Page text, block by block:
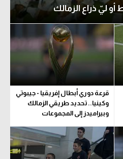
ليّ ذراع الزمالك
قرعة دوري أبطال إفريقيا - جيبوتي
وكينيا.. تحديد طريقي الزمالك
وبيراميدز إلى المجموعات